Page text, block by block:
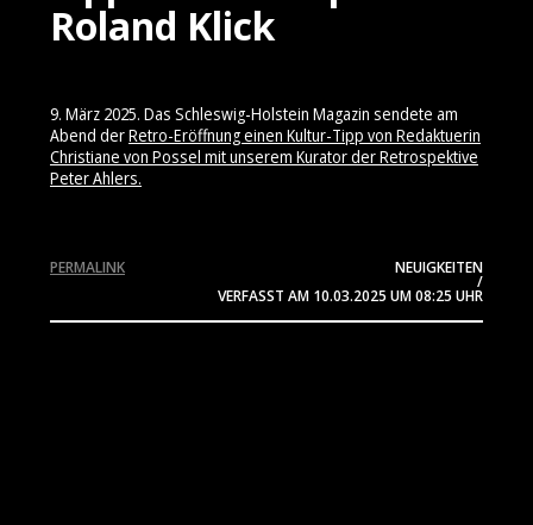
Roland Klick
9. März 2025. Das Schleswig-Holstein Magazin sendete am
Abend derRetro-Eröffnung einen Kultur-Tipp von Redaktuerin
Christiane von Possel mit unserem Kurator der Retrospektive
Peter Ahlers.
NEUIGKEITEN
/
VERFASST AM 10.03.2025 UM 08:25 UHR
PERMALINK